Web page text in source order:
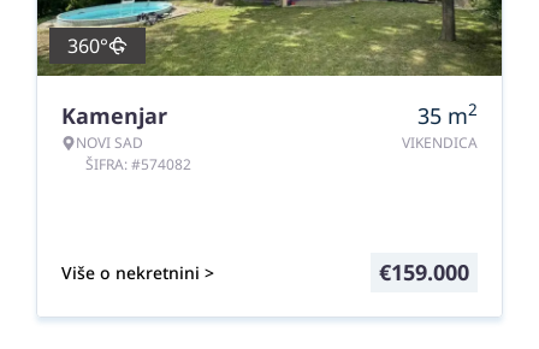
360°
Kamenjar
NOVI SAD
ŠIFRA: #574082
35 m2
VIKENDICA
Više o nekretnini > €159.000